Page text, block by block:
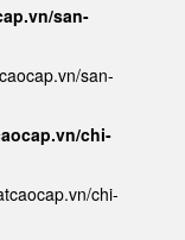
san-
san-
chi-
chi-